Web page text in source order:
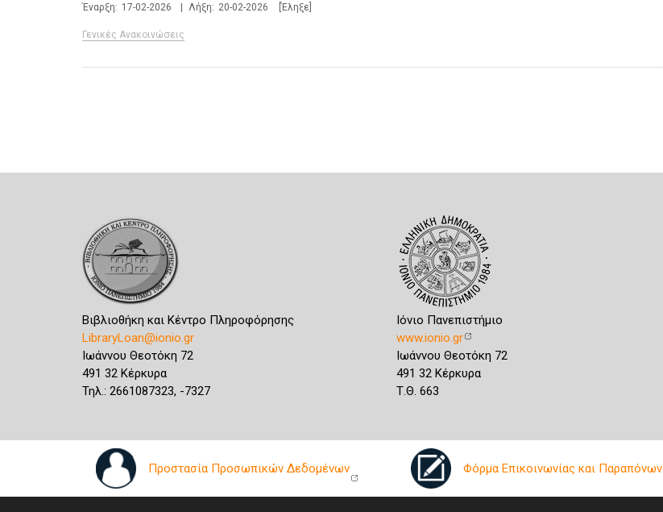
Έναρξη: 17-02-2026 | Λήξη: 20-02-2026 [Έληξε]
Γενικές Ανακοινώσεις
Βιβλιοθήκη και Κέντρο Πληροφόρησης
LibraryLoan@ionio.gr
Ιωάννου Θεοτόκη 72
491 32 Κέρκυρα
Τηλ.: 2661087323, -7327
Ιόνιο Πανεπιστήμιο
www.ionio.gr
Ιωάννου Θεοτόκη 72
491 32 Κέρκυρα
Τ.Θ. 663
Προστασία Προσωπικών Δεδομένων Φόρμα Επικοινωνίας και Παραπόνων